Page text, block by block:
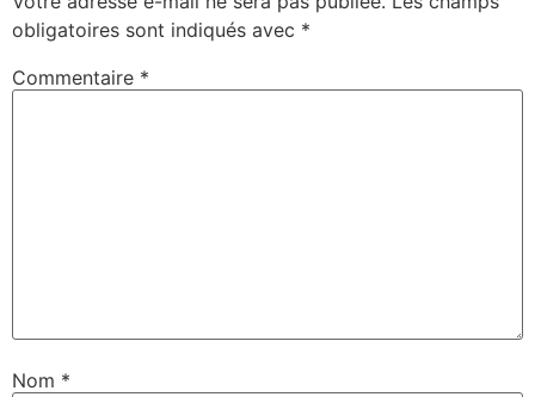
obligatoires sont indiqués avec *
Commentaire *
Nom *